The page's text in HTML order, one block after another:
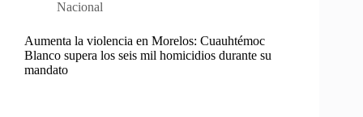
Nacional
Aumenta la violencia en Morelos: Cuauhtémoc
Blanco supera los seis mil homicidios durante su
mandato